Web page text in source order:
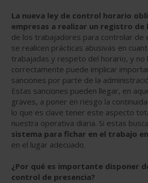
La nueva ley de control horario
empresas a realizar un registro de
de los trabajadores para controlar de
se realicen prácticas abusivas en
trabajadas y respeto del horario, y no
correctamente puede implicar
sanciones por parte de la
Estas sanciones pueden llegar, en
graves, a poner en riesgo la
lo que es clave tener este aspecto
nuestra operativa diaria. Si estas
sistema para fichar en el trabajo
en el lugar adecuado.
¿Por qué es importante disponer
control de presencia?